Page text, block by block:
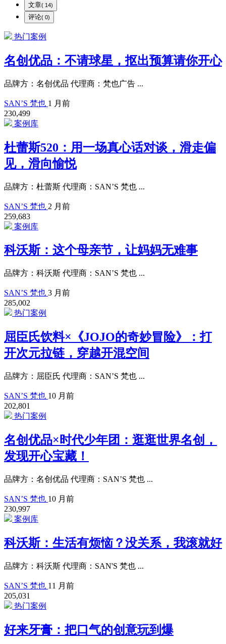
文章 ( 14)
评论 ( 0)
热门案例
名创优品：不请球星，抠出预算请你开心
品牌方：名创优品 代理商：梵也广告 ...
SAN’S 梵也 1 月前
230,499
案例库
杜蕾斯520：用一场真心话对谈，滑走偏
见，滑向愉悦
品牌方：杜蕾斯 代理商：SAN’S 梵也 ...
SAN’S 梵也 2 月前
259,683
案例库
科沃斯：这个母亲节，让妈妈无难事
品牌方：科沃斯 代理商：SAN’S 梵也 ...
SAN’S 梵也 3 月前
285,002
热门案例
屈臣氏饮料×《JOJO的奇妙冒险》：打
开次元拉链，穿越开混空间
品牌方：屈臣氏 代理商：SAN’S 梵也 ...
SAN’S 梵也 10 月前
202,801
热门案例
名创优品×时代少年团：逛逛世界名创，
发现开心宝藏！
品牌方：名创优品 代理商：SAN’S 梵也 ...
SAN’S 梵也 10 月前
230,997
案例库
科沃斯：生活有烦恼？没关系，我滚就好
品牌方：科沃斯 代理商：SAN'S 梵也 ...
SAN’S 梵也 11 月前
205,031
热门案例
好来牙膏：把口气的创意玩到爆